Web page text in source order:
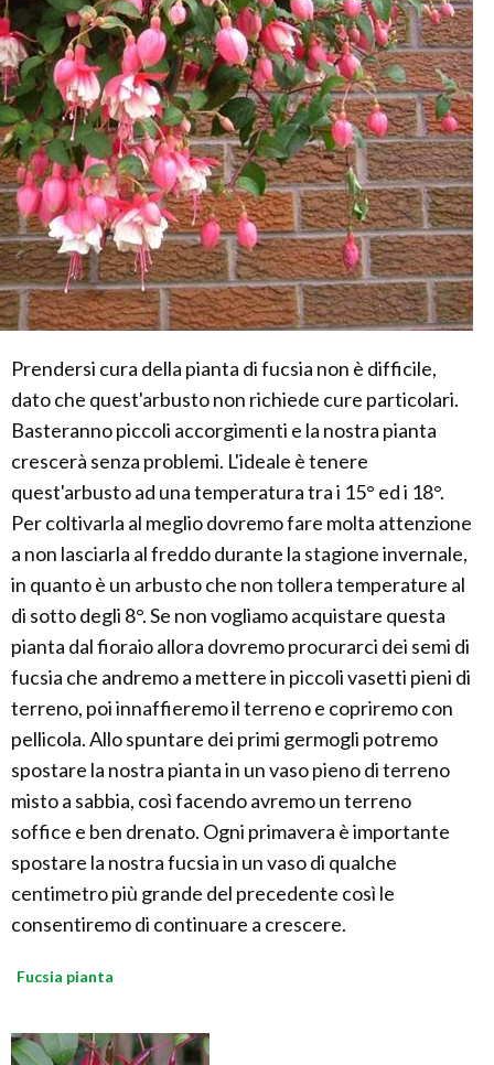
Prendersi cura della pianta di fucsia non è difficile,
dato che quest'arbusto non richiede cure particolari.
Basteranno piccoli accorgimenti e la nostra pianta
crescerà senza problemi. L'ideale è tenere
quest'arbusto ad una temperatura tra i 15° ed i 18°.
Per coltivarla al meglio dovremo fare molta attenzione
a non lasciarla al freddo durante la stagione invernale,
in quanto è un arbusto che non tollera temperature al
di sotto degli 8°. Se non vogliamo acquistare questa
pianta dal fioraio allora dovremo procurarci dei semi di
fucsia che andremo a mettere in piccoli vasetti pieni di
terreno, poi innaffieremo il terreno e copriremo con
pellicola. Allo spuntare dei primi germogli potremo
spostare la nostra pianta in un vaso pieno di terreno
misto a sabbia, così facendo avremo un terreno
soffice e ben drenato. Ogni primavera è importante
spostare la nostra fucsia in un vaso di qualche
centimetro più grande del precedente così le
consentiremo di continuare a crescere.
Fucsia pianta